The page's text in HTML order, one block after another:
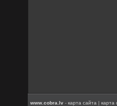
www.cobra.lv -карта сайта |карта